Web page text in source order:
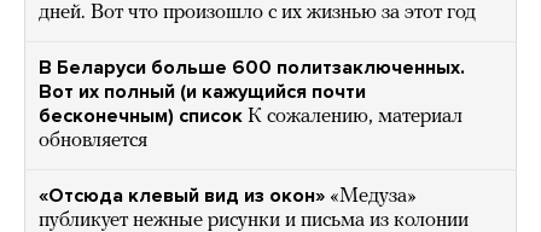
дней. Вот что произошло с их жизнью за этот год
В Беларуси больше 600 политзаключенных.
Вот их полный (и кажущийся почти
бесконечным) список К сожалению, материал
обновляется
«Отсюда клевый вид из окон» «Медуза»
публикует нежные рисунки и письма из колонии